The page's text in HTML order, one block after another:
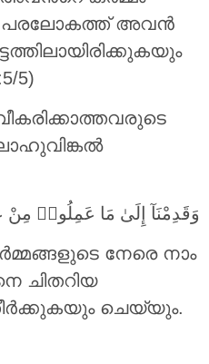
പരലോകത്ത് അവന്‍
5)
وَقَدِمْنَآ إِلَىٰ مَا عَمِلُوا۟ مِنْ
നേരെ നാം
ചിതറിയ
ചെയ്യും.